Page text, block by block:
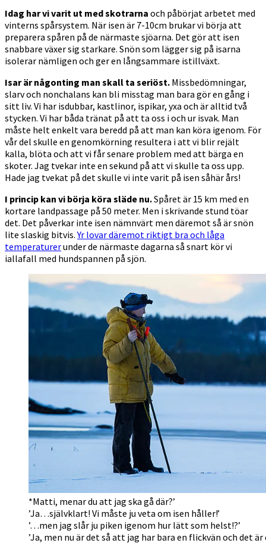
Idag har vi varit ut med skotrarna och påbörjat arbetet med
vinterns spårsystem. När isen är 7-10cm brukar vi börja att
preparera spåren på de närmaste sjöarna. Det gör att isen
snabbare växer sig starkare. Snön som lägger sig på isarna
isolerar nämligen och ger en långsammare istillväxt.
Isar är någonting man skall ta seriöst. Missbedömningar,
slarv och nonchalans kan bli misstag man bara gör en gång i
sitt liv. Vi har isdubbar, kastlinor, ispikar, yxa och är alltid två
stycken. Vi har båda tränat på att ta oss i och ur isvak. Man
måste helt enkelt vara beredd på att man kan köra igenom. För
vår del skulle en genomkörning resultera i att vi blir rejält
kalla, blöta och att vi får senare problem med att bärga en
skoter. Jag tvekar inte en sekund på att vi skulle ta oss upp.
Hade jag tvekat på det skulle vi inte varit på isen såhär års!
I princip kan vi börja köra släde nu.Spåret är 15 km med en
kortare landpassage på 50 meter. Men i skrivande stund töar
det. Det påverkar inte isen nämnvärt men däremot så är snön
lite slaskig bitvis.Yr lovar däremot riktigt bra och låga
temperaturerunder de närmaste dagarna så snart kör vi
iallafall med hundspannen på sjön.
*Matti, menar du att jag ska gå där?’
’Ja…självklart! Vi måste ju veta om isen håller!’
’…men jag slår ju piken igenom hur lätt som helst!?’
’Ja, men nu är det så att jag har bara en flickvän och det